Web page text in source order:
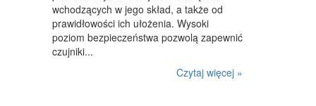
wchodzących w jego skład, a także od
prawidłowości ich ułożenia. Wysoki
poziom bezpieczeństwa pozwolą zapewnić
czujniki...
Czytaj więcej »